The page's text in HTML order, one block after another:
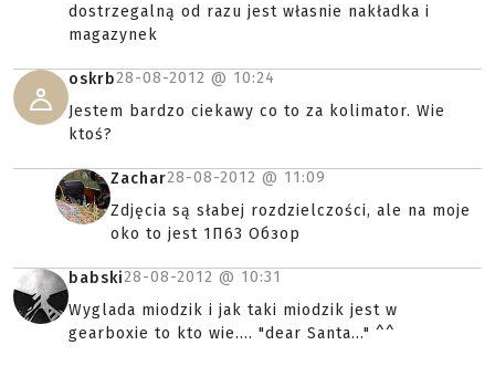
dostrzegalną od razu jest własnie nakładka i
magazynek
oskrb28-08-2012 @ 10:24
Jestem bardzo ciekawy co to za kolimator. Wie
ktoś?
Zachar28-08-2012 @ 11:09
Zdjęcia są słabej rozdzielczości, ale na moje
oko to jest 1П63 Обзор
babski28-08-2012 @ 10:31
Wyglada miodzik i jak taki miodzik jest w
gearboxie to kto wie.... "dear Santa..." ^^